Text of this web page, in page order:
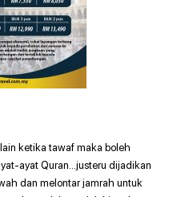
ketika tawaf maka boleh
ayat Quran…justeru dijadikan
dan melontar jamrah untuk